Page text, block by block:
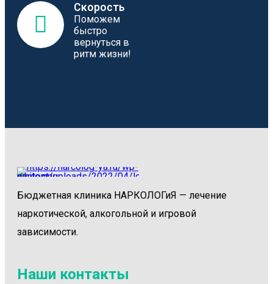
Скорость
Поможем
быстро
вернуться в
ритм жизни!
Бюджетная клиника НАРКОЛОГиЯ — лечение
наркотической, алкогольной и игровой
зависимости.
Наши контакты